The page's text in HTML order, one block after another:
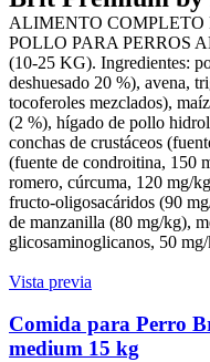
ALIMENTO COMPLETO
POLLO PARA PERROS
(10-25 KG). Ingredientes:
deshuesado 20 %), avena,
tocoferoles mezclados),
(2 %), hígado de pollo
conchas de crustáceos
(fuente de condroitina, 150
romero, cúrcuma, 120 mg/
fructo-oligosacáridos (90
de manzanilla (80 mg/kg),
glicosaminoglicanos, 50
Vista previa
Comida para Perro
medium 15 kg